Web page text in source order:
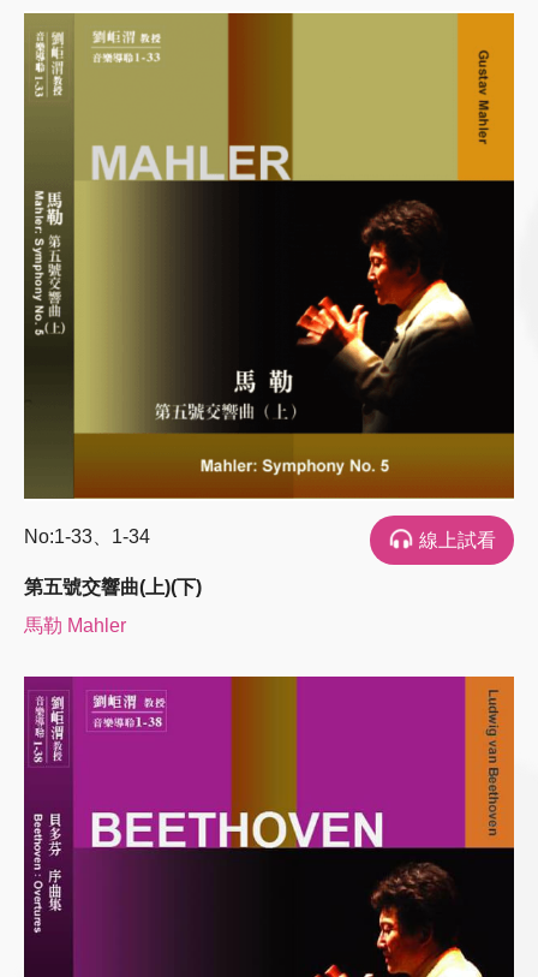
No:1-33、1-34 線上試看
第五號交響曲(上)(下)
馬勒 Mahler